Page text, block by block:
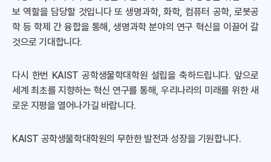
보 역할을 담당할 것입니다 또 생명과학, 화학, 컴퓨터 공학, 로봇공
학 등 학제 간 융합을 통해, 생명과학 분야의 연구 혁신을 이끌어 갈
것으로 기대합니다.
다시 한번 KAIST 공학생물학대학원 설립을 축하드립니다. 앞으로
세계 최초를 지향하는 혁신 연구를 통해, 우리나라의 미래를 위한 새
로운 지평을 열어나가길 바랍니다.
KAIST 공학생물학대학원의 무한한 발전과 성장을 기원합니다.